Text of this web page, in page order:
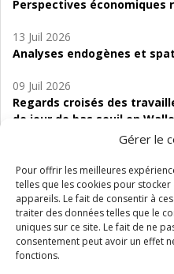
Gérer le
Pour offrir les meilleures
telles que les cookies pour
appareils. Le fait de consentir à
traiter des données telles que le
uniques sur ce site. Le fait de ne
consentement peut avoir un effet
fonctions.
Perspectives économiques
13 Juil 2026
Analyses endogènes et
09 Juil 2026
Regards croisés des
de jour de bas seuil en
06 Juil 2026
Étude d’évaluabilité des
d’accompagnement à
01 Juil 2026
Pénurie du personnel